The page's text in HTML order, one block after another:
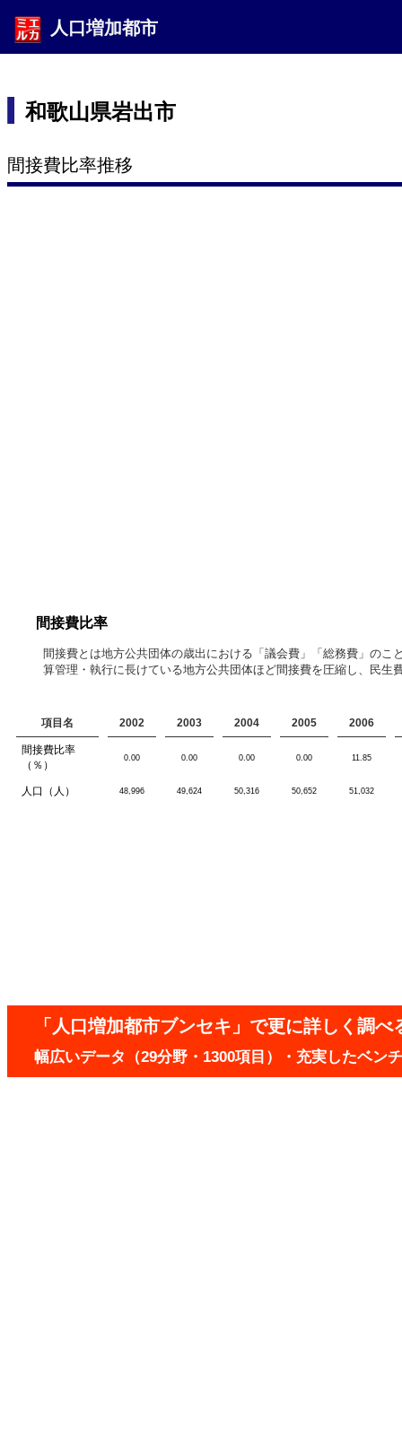
人口増加都市
和歌山県岩出市
間接費比率推移
間接費比率
間接費とは地方公共団体の歳出における「議会費」「総務費」の
算管理・執行に長けている地方公共団体ほど間接費を圧縮し、民
項目名 2002 2003 2004 2005 2006
間接費比率
（％）
0.00 0.00 0.00 0.00 11.85
人口（人） 48,996 49,624 50,316 50,652 51,032
「人口増加都市ブンセキ」で更に詳しく調べ
幅広いデータ（29分野・1300項目）・充実したベン